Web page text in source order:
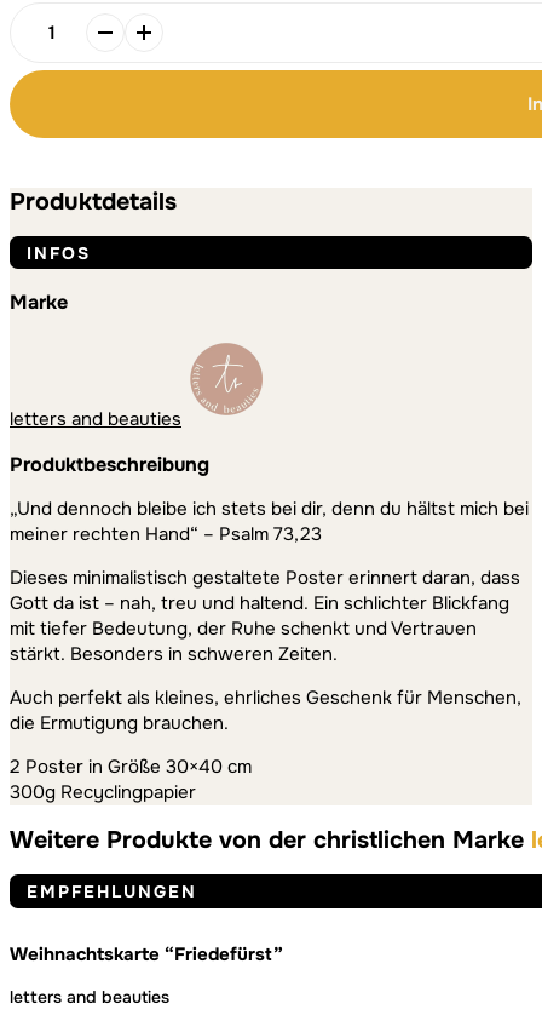
POSTER-
DUO
DENNOCH"
Menge
Produktdetails
INFOS
Marke
letters and beauties
Produktbeschreibung
„Und dennoch bleibe ich stets bei dir, denn du hältst mich bei
meiner rechten Hand“ – Psalm 73,23
Dieses minimalistisch gestaltete Poster erinnert daran, dass
Gott da ist – nah, treu und haltend. Ein schlichter Blickfang
mit tiefer Bedeutung, der Ruhe schenkt und Vertrauen
stärkt. Besonders in schweren Zeiten.
Auch perfekt als kleines, ehrliches Geschenk für Menschen,
die Ermutigung brauchen.
2 Poster in Größe 30×40 cm
300g Recyclingpapier
Weitere Produkte von der christlichen Marke
EMPFEHLUNGEN
Weihnachtskarte “Friedefürst”
letters and beauties